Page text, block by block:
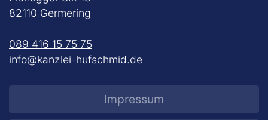
82110 Germering
089 416 15 75 75
info@kanzlei-hufschmid.de
Impressum